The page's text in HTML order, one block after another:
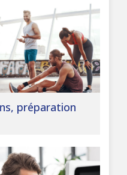
préparation